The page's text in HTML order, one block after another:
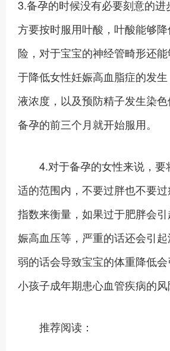
3.备孕的时候没有必要刻意的进
方要按时服用叶酸，叶酸能够
险，对于宝宝的神经管畸形还
于降低女性妊娠高血脂症的发
液浓度，以及预防精子发生染
备孕的前三个月就开始服用。
4.对于备孕的女性来说，要
适的范围内，不要过胖也不要
指数来衡量，如果过于肥胖会
娠高血压等，严重的话还会引
弱的话会导致宝宝的体重降低
小孩子成年期患心血管疾病的风
推荐阅读：